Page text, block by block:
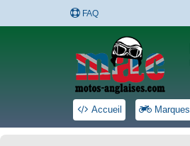
FAQ
Accueil Marques